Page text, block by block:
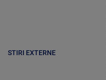
STIRI EXTERNE